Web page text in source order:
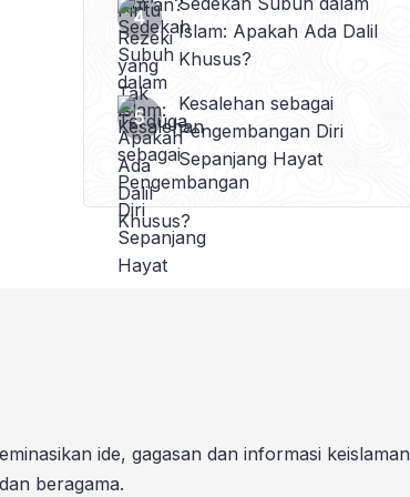
Islam: Apakah Ada Dalil
Khusus?
Kesalehan sebagai
Pengembangan Diri
Sepanjang Hayat
ide, gagasan dan informasi keislaman
beragama.